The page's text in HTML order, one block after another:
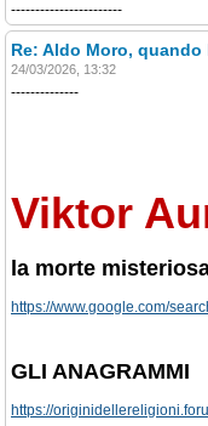
-----------------------
Re: Aldo Moro,
24/03/2026, 13:32
--------------
Viktor
la morte
https://www.google.com/
GLI ANAGRAMMI
https://